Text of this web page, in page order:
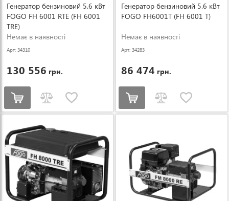
Генератор бензиновий 5.6 кВт
FOGO FH 6001 RTE (FH 6001
TRE)
Немає в наявності
Арт: 34310
130 556 грн.
Генератор бензиновий 5.6 кВт
FOGO FH6001T (FH 6001 T)
Немає в наявності
Арт: 34283
86 474 грн.